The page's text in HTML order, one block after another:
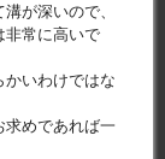
が深いので、
非常に高いで
かいわけではな
求めであれば一